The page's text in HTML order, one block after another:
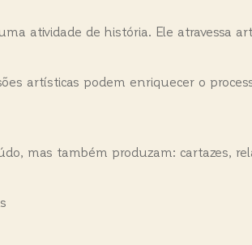
atividade de história. Ele atravessa
artísticas podem enriquecer o
mas também produzam: cartazes,